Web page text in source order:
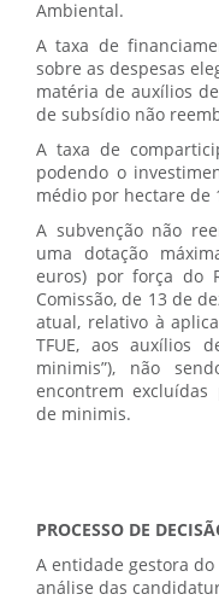
Ambiental.
A taxa de
sobre as despesas
matéria de auxílios
de subsídio não
A taxa de
podendo o
médio por hectare de
A subvenção não
uma dotação
euros) por força do
Comissão, de 13 de
atual, relativo à
TFUE, aos auxílios
minimis”), não
encontrem excluídas
de minimis.
PROCESSO DE
A entidade gestora
análise das